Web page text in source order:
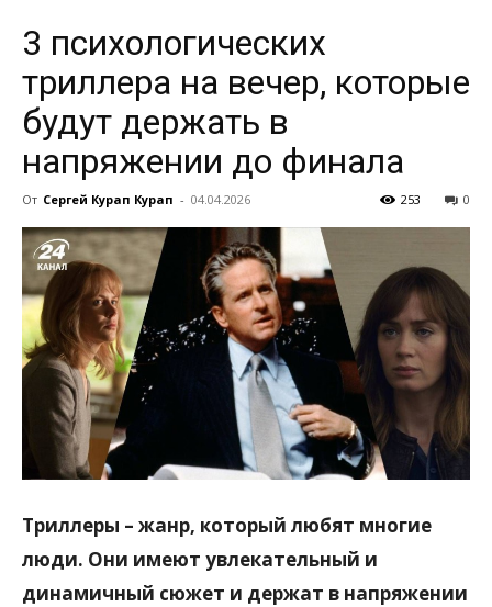
3 психологических
триллера на вечер, которые
будут держать в
напряжении до финала
От Сергей Курап Курап - 04.04.2026 0
253
Триллеры – жанр, который любят многие
люди. Они имеют увлекательный и
динамичный сюжет и держат в напряжении